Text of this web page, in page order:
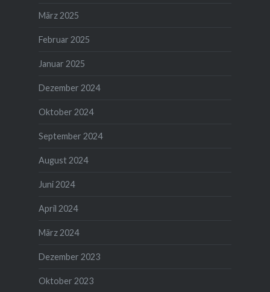
März 2025
Februar 2025
Januar 2025
Dezember 2024
Oktober 2024
September 2024
August 2024
Juni 2024
April 2024
März 2024
Dezember 2023
Oktober 2023